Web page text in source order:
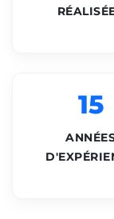
15